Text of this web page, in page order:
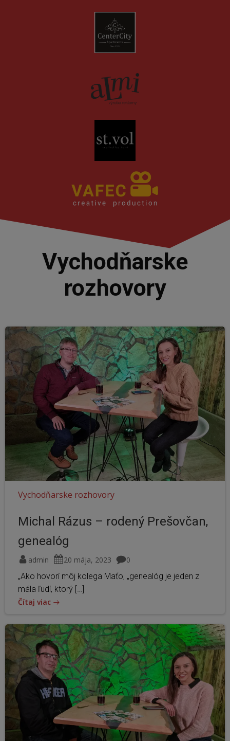
Vychodňarske
rozhovory
Vychodňarske rozhovory
Michal Rázus – rodený Prešovčan,
genealóg
admin 20 mája, 2023
0
„Ako hovorí môj kolega Maťo, „genealóg je jeden z
mála ľudí, ktorý […]
Čítaj viac